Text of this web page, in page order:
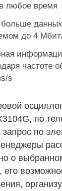
любое время
до 4
частоте
s
по
по
о
его